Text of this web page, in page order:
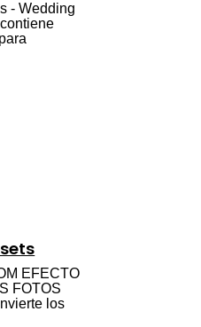
- Wedding
EFECTO
FOTOS
los